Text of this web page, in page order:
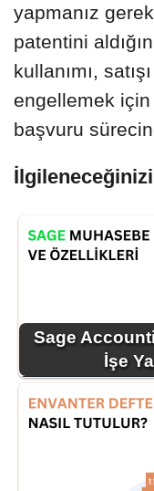
yapmanız
patentini
kullanımı,
engellemek için
başvuru
Sage
İşe